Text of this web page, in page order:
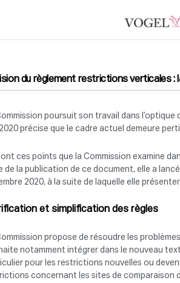
du règlement restrictions verticales :
poursuit son travail dans
précise que le cadre actuel demeure
ces points que la Commission examine
de la publication de ce document, elle a
2020, à la suite de laquelle elle
et simplification des règles
propose de résoudre les
notamment intégrer dans le nouveau
pour les restrictions nouvelles ou
concernant les sites de comparaison